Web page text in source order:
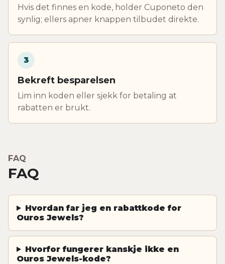
Hvis det finnes en kode, holder Cuponeto den
synlig; ellers apner knappen tilbudet direkte.
3
Bekreft besparelsen
Lim inn koden eller sjekk for betaling at
rabatten er brukt.
FAQ
FAQ
Hvordan far jeg en rabattkode for
Ouros Jewels?
Hvorfor fungerer kanskje ikke en
Ouros Jewels-kode?